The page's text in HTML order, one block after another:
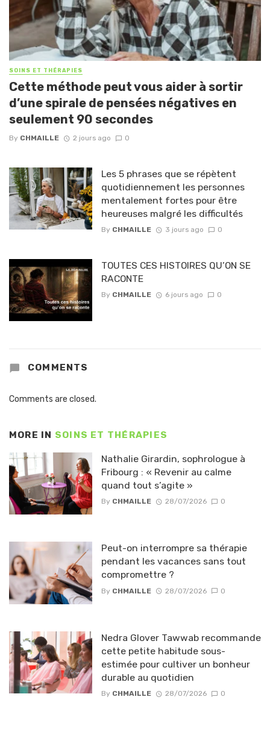
SOINS ET THÉRAPIES
Cette méthode peut vous aider à sortir
d’une spirale de pensées négatives en
seulement 90 secondes
By CHMAILLE 2 jours ago 0
Les 5 phrases que se répètent
quotidiennement les personnes
mentalement fortes pour être
heureuses malgré les difficultés
By CHMAILLE 3 jours ago 0
TOUTES CES HISTOIRES QU’ON SE
RACONTE
By CHMAILLE 6 jours ago 0
COMMENTS
Comments are closed.
MORE IN SOINS ET THÉRAPIES
Nathalie Girardin, sophrologue à
Fribourg : « Revenir au calme
quand tout s’agite »
By CHMAILLE 28/07/2026 0
Peut-on interrompre sa thérapie
pendant les vacances sans tout
compromettre ?
By CHMAILLE 28/07/2026 0
Nedra Glover Tawwab recommande
cette petite habitude sous-
estimée pour cultiver un bonheur
durable au quotidien
By CHMAILLE 28/07/2026 0